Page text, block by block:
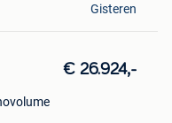
Gisteren
€ 26.924,-